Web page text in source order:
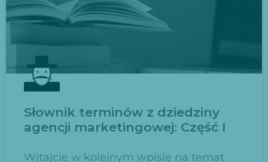
Słownik terminów z dziedziny
agencji marketingowej: Część I
Witajcie w kolejnym wpisie na temat